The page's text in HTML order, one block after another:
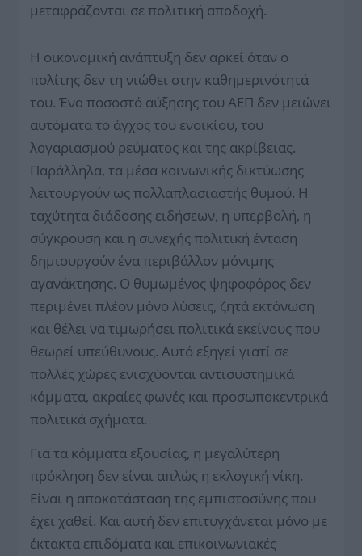
μεταφράζονται σε πολιτική αποδοχή.
Η οικονομική ανάπτυξη δεν αρκεί όταν ο
πολίτης δεν τη νιώθει στην καθημερινότητά
του. Ένα ποσοστό αύξησης του ΑΕΠ δεν μειώνει
αυτόματα το άγχος του ενοικίου, του
λογαριασμού ρεύματος και της ακρίβειας.
Παράλληλα, τα μέσα κοινωνικής δικτύωσης
λειτουργούν ως πολλαπλασιαστής θυμού. Η
ταχύτητα διάδοσης ειδήσεων, η υπερβολή, η
σύγκρουση και η συνεχής πολιτική ένταση
δημιουργούν ένα περιβάλλον μόνιμης
αγανάκτησης. Ο θυμωμένος ψηφοφόρος δεν
περιμένει πλέον μόνο λύσεις, ζητά εκτόνωση
και θέλει να τιμωρήσει πολιτικά εκείνους που
θεωρεί υπεύθυνους. Αυτό εξηγεί γιατί σε
πολλές χώρες ενισχύονται αντισυστημικά
κόμματα, ακραίες φωνές και προσωποκεντρικά
πολιτικά σχήματα.
Για τα κόμματα εξουσίας, η μεγαλύτερη
πρόκληση δεν είναι απλώς η εκλογική νίκη.
Είναι η αποκατάσταση της εμπιστοσύνης που
έχει χαθεί. Και αυτή δεν επιτυγχάνεται μόνο με
έκτακτα επιδόματα και επικοινωνιακές